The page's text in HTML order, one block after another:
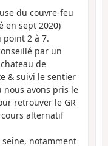
du couvre-feu
en sept 2020)
2 à 7.
par un
de
& suivi le sentier
avons pris le
retrouver le GR
alternatif
seine, notamment